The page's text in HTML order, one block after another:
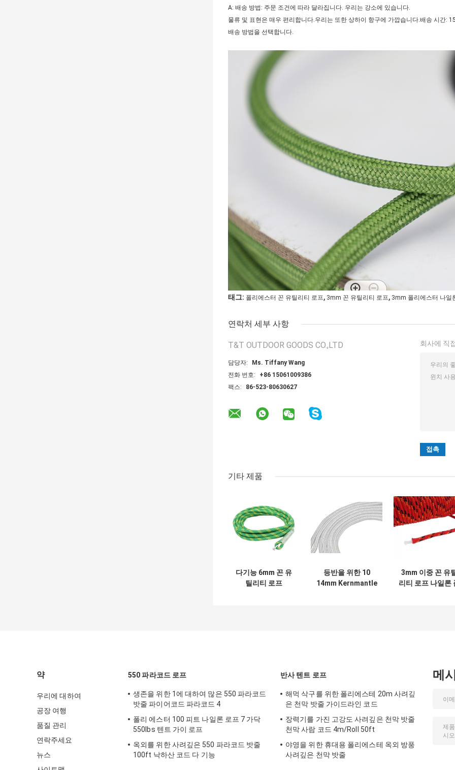
A: 배송 방법: 주문 조건에 따라 달라집니다. 우리는 강소에 있습니다.
물류 및 표현은 매우 편리합니다.우리는 또한 상하이 항구에 가깝습니다.배송 시간:
배송 방법을 선택합니다.
태그: 폴리에스터 꼰 유틸리티 로프, 3mm 꼰 유틸리티 로프, 3mm 폴리에스터 나일
연락처 세부 사항
T&T OUTDOOR GOODS CO.,LTD
담당자:
Ms. Tiffany Wang
전화 번호:
+86 15061009386
팩스:
86-523-80630627
회사에 직
기타 제품
다기능 6mm 꼰 유
틸리티 로프
등반을 위한 10
14mm Kernmantle
3mm 이중 꼰 유
리티 로프 나일론
약
우리에 대하여
공장 여행
품질 관리
연락주세요
뉴스
550 파라코드 로프
생존을 위한 1에 대하여 많은 550 파라코드
밧줄 파이어코드 파라코드 4
폴리 에스터 100 피트 나일론 로프 7 가닥
550lbs 텐트 가이 로프
옥외를 위한 사려깊은 550 파라코드 밧줄
100ft 낙하산 코드 다 기능
반사 텐트 로프
해먹 삭구를 위한 폴리에스테 20m 사려깊
은 천막 밧줄 가이드라인 코드
장력기를 가진 고강도 사려깊은 천막 밧줄
천막 사람 코드 4m/Roll 50ft
야영을 위한 휴대용 폴리에스테 옥외 방풍
사려깊은 천막 밧줄
메